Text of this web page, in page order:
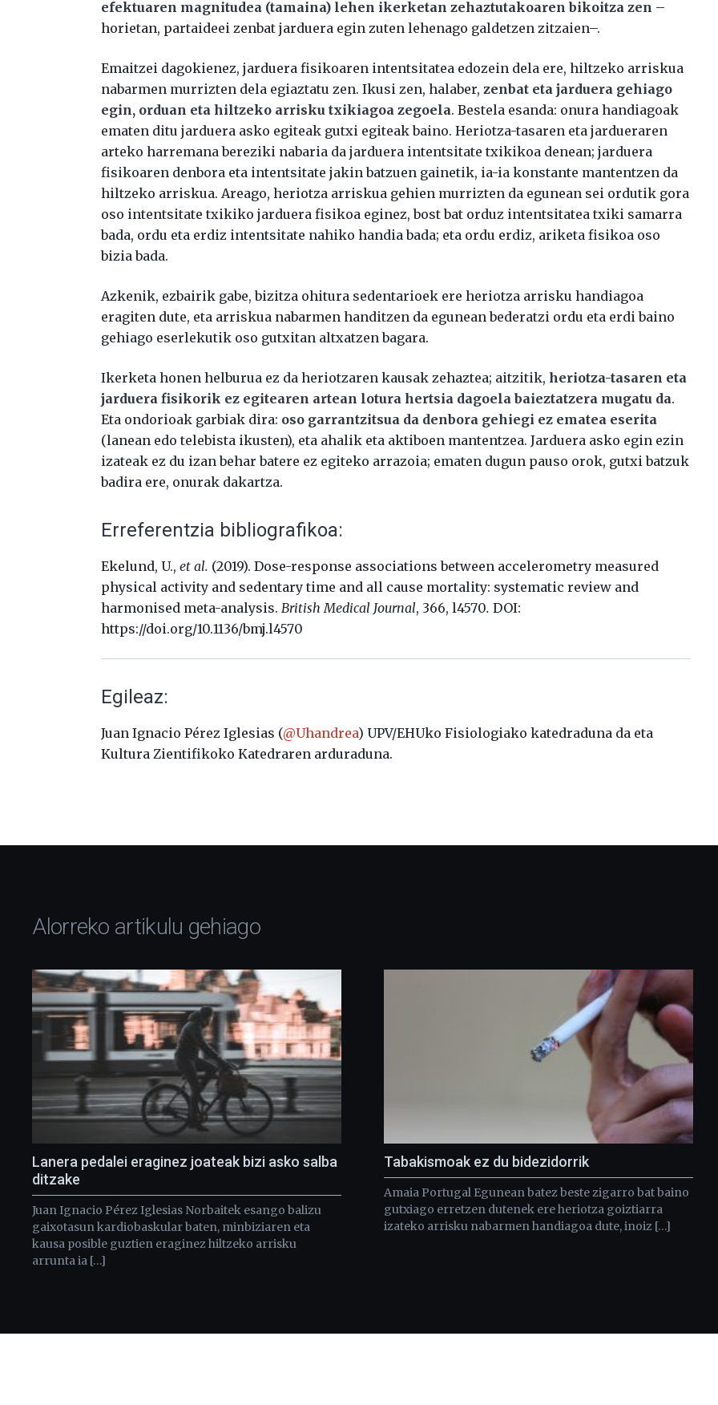
efektuaren magnitudea (tamaina) lehen ikerketan zehaztutakoaren bikoitza zen –
horietan, partaideei zenbat jarduera egin zuten lehenago galdetzen zitzaien–.
Emaitzei dagokienez, jarduera fisikoaren intentsitatea edozein dela ere, hiltzeko arriskua
nabarmen murrizten dela egiaztatu zen. Ikusi zen, halaber,zenbat eta jarduera gehiago
egin, orduan eta hiltzeko arrisku txikiagoa zegoela. Bestela esanda: onura handiagoak
ematen ditu jarduera asko egiteak gutxi egiteak baino. Heriotza-tasaren eta jardueraren
arteko harremana bereziki nabaria da jarduera intentsitate txikikoa denean; jarduera
fisikoaren denbora eta intentsitate jakin batzuen gainetik, ia-ia konstante mantentzen da
hiltzeko arriskua. Areago, heriotza arriskua gehien murrizten da egunean sei ordutik gora
oso intentsitate txikiko jarduera fisikoa eginez, bost bat orduz intentsitatea txiki samarra
bada, ordu eta erdiz intentsitate nahiko handia bada; eta ordu erdiz, ariketa fisikoa oso
bizia bada.
Azkenik, ezbairik gabe, bizitza ohitura sedentarioek ere heriotza arrisku handiagoa
eragiten dute, eta arriskua nabarmen handitzen da egunean bederatzi ordu eta erdi baino
gehiago eserlekutik oso gutxitan altxatzen bagara.
Ikerketa honen helburua ez da heriotzaren kausak zehaztea; aitzitik,heriotza-tasaren eta
jarduera fisikorik ez egitearen artean lotura hertsia dagoela baieztatzera mugatu da.
Eta ondorioak garbiak dira: oso garrantzitsua da denbora gehiegi ez ematea eserita
(lanean edo telebista ikusten), eta ahalik eta aktiboen mantentzea. Jarduera asko egin ezin
izateak ez du izan behar batere ez egiteko arrazoia; ematen dugun pauso orok, gutxi batzuk
badira ere, onurak dakartza.
Erreferentzia bibliografikoa:
Ekelund, U.,et al. (2019). Dose-response associations between accelerometry measured
physical activity and sedentary time and all cause mortality: systematic review and
harmonised meta-analysis. British Medical Journal, 366,l4570.DOI:
https://doi.org/10.1136/bmj.l4570
Egileaz:
Juan Ignacio Pérez Iglesias (@Uhandrea) UPV/EHUko Fisiologiako katedraduna da eta
Kultura Zientifikoko Katedraren arduraduna.
Alorreko artikulu gehiago
Lanera pedalei eraginez joateak bizi asko salba
ditzake
Juan Ignacio Pérez Iglesias Norbaitek esango balizu
gaixotasun kardiobaskular baten, minbiziaren eta
kausa posible guztien eraginez hiltzeko arrisku
arrunta ia […]
Tabakismoak ez du bidezidorrik
Amaia Portugal Egunean batez beste zigarro bat baino
gutxiago erretzen dutenek ere heriotza goiztiarra
izateko arrisku nabarmen handiagoa dute, inoiz […]